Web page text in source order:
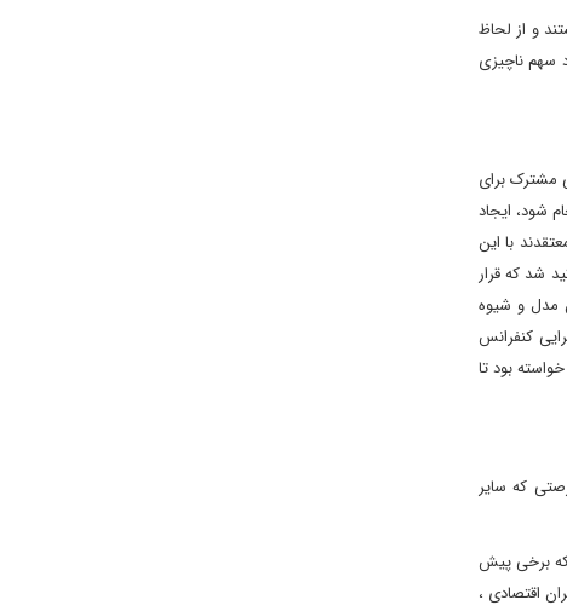
و از لحاظ
سهم ناچیزی
مشترک برای
شود، ایجاد
با این
شد که قرار
مدل و شیوه
کنفرانس
بود تا
که سایر
برخی پیش
اقتصادی ،